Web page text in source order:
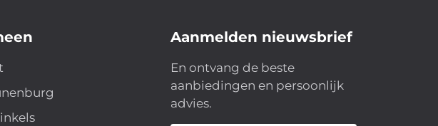
Aanmelden nieuwsbrief
En ontvang de beste
aanbiedingen en persoonlijk
advies.